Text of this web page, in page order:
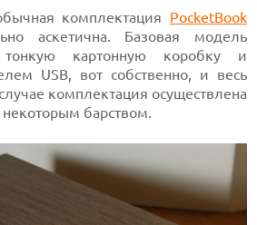
комплектация PocketBook
аскетична. Базовая модель
тонкую картонную коробку и
USB, вот собственно, и весь
комплектация осуществлена
барством.